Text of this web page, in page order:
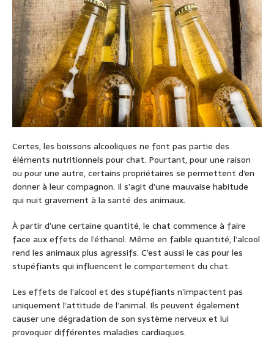
Certes, les boissons alcooliques ne font pas partie des
éléments nutritionnels pour chat. Pourtant, pour une raison
ou pour une autre, certains propriétaires se permettent d’en
donner à leur compagnon. Il s’agit d’une mauvaise habitude
qui nuit gravement à la santé des animaux.
À partir d’une certaine quantité, le chat commence à faire
face aux effets de l’éthanol. Même en faible quantité, l’alcool
rend les animaux plus agressifs. C’est aussi le cas pour les
stupéfiants qui influencent le comportement du chat.
Les effets de l’alcool et des stupéfiants n’impactent pas
uniquement l’attitude de l’animal. Ils peuvent également
causer une dégradation de son système nerveux et lui
provoquer différentes maladies cardiaques.